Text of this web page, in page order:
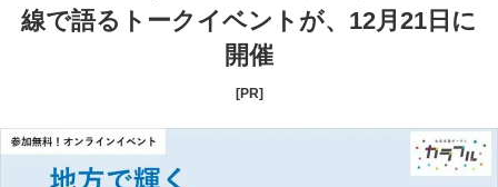
COLUMN
線で語るトークイベントが、12月21日に
開催
[PR]